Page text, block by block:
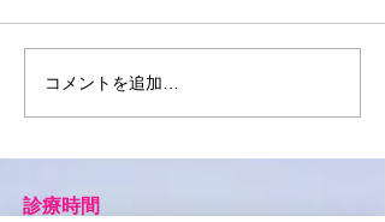
海の日と楽しむ水辺のア
クティビティ
コメントを追加…
診療時間